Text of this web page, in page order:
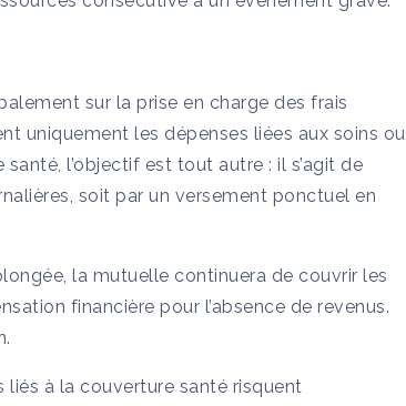
sur la prise en charge des frais
uniquement les dépenses liées aux soins ou
l’objectif est tout autre : il s’agit de
soit par un versement ponctuel en
la mutuelle continuera de couvrir les
financière pour l’absence de revenus.
à la couverture santé risquent